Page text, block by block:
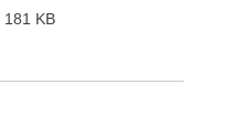
181 KB